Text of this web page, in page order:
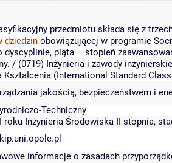
przedmiotu składa się z
dziedzin obowiązującej w programie
dyscyplinie, piąta – stopień
/ (0719) Inżynieria i zawody
Kształcenia (International Standard
jakością, bezpieczeństwem i
Techniczny
roku Inżynieria Środowiska II stopnia,
informacje o zasadach